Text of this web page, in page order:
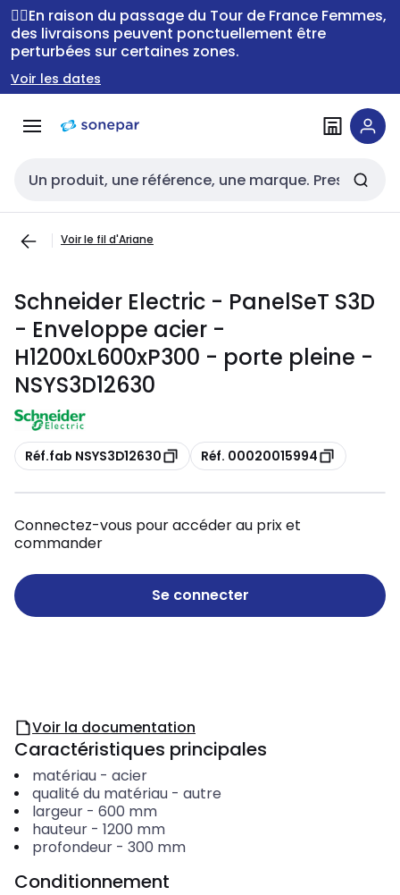
Passer à la
navigation
Passer
au
contenu
🚴‍♂️En raison du passage du Tour de France Femmes,
des livraisons peuvent ponctuellement être
perturbées sur certaines zones.
Voir les dates
Entrée de recherche
Voir le fil d'Ariane
Schneider Electric - PanelSeT S3D
- Enveloppe acier -
H1200xL600xP300 - porte pleine -
NSYS3D12630
Copie
Réf.fab NSYS3D12630 Copie
Réf. 00020015994
Connectez-vous pour accéder au prix et
commander
Se connecter
Voir la documentation
Caractéristiques principales
matériau- acier
qualité du matériau- autre
largeur- 600 mm
hauteur- 1200 mm
profondeur- 300 mm
Conditionnement